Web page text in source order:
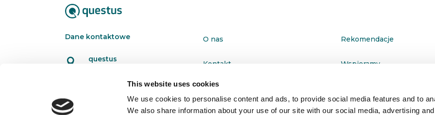
This website uses cookies
We use cookies to personalise content and ads, to provide social media features and to
We also share information about your use of our site with our social media, advertising
Dane kontaktowe

questus
91-811 Łódź
 601 098 038
O nas
Kontakt
Polityka prywatności
Rekomendacje
Wspieramy